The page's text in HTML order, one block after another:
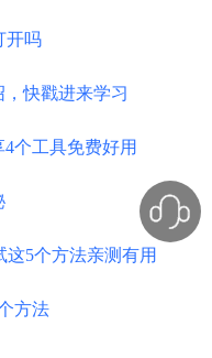
开吗
，快戳进来学习
个工具免费好用
这5个方法亲测有用
方法